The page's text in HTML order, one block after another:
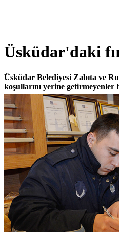
Üsküdar'daki
Üsküdar Belediyesi Zabıta ve
koşullarını yerine getirmeyenler